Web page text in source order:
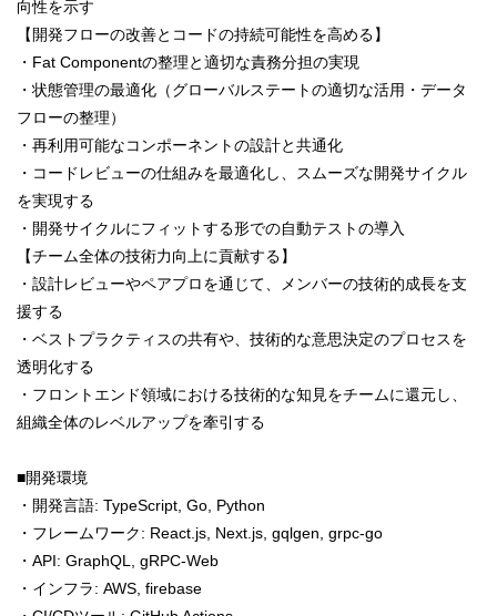
向性を示す
【開発フローの改善とコードの持続可能性を高める】
・Fat Componentの整理と適切な責務分担の実現
・状態管理の最適化（グローバルステートの適切な活用・データ
フローの整理）
・再利用可能なコンポーネントの設計と共通化
・コードレビューの仕組みを最適化し、スムーズな開発サイクル
を実現する
・開発サイクルにフィットする形での自動テストの導入
【チーム全体の技術力向上に貢献する】
・設計レビューやペアプロを通じて、メンバーの技術的成長を支
援する
・ベストプラクティスの共有や、技術的な意思決定のプロセスを
透明化する
・フロントエンド領域における技術的な知見をチームに還元し、
組織全体のレベルアップを牽引する
■開発環境
・開発言語: TypeScript, Go, Python
・フレームワーク: React.js, Next.js, gqlgen, grpc-go
・API: GraphQL, gRPC-Web
・インフラ: AWS, firebase